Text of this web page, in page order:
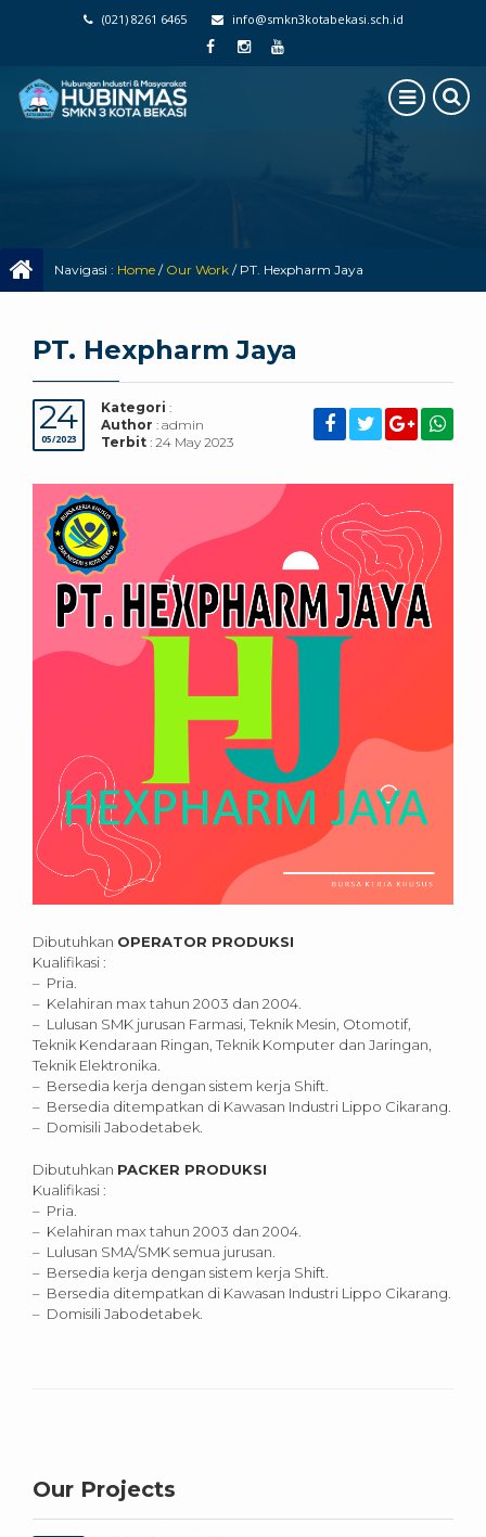
(021) 8261 6465 info@smkn3kotabekasi.sch.id
Navigasi : Home / Our Work / PT. Hexpharm Jaya
PT. Hexpharm Jaya
24
05/2023
Kategori :
Author : admin
Terbit : 24 May 2023
Dibutuhkan OPERATOR PRODUKSI
Kualifikasi :
– Pria.
– Kelahiran max tahun 2003 dan 2004.
– Lulusan SMK jurusan Farmasi, Teknik Mesin, Otomotif,
Teknik Kendaraan Ringan, Teknik Komputer dan Jaringan,
Teknik Elektronika.
– Bersedia kerja dengan sistem kerja Shift.
– Bersedia ditempatkan di Kawasan Industri Lippo Cikarang.
– Domisili Jabodetabek.
Dibutuhkan PACKER PRODUKSI
Kualifikasi :
– Pria.
– Kelahiran max tahun 2003 dan 2004.
– Lulusan SMA/SMK semua jurusan.
– Bersedia kerja dengan sistem kerja Shift.
– Bersedia ditempatkan di Kawasan Industri Lippo Cikarang.
– Domisili Jabodetabek.
Our Projects